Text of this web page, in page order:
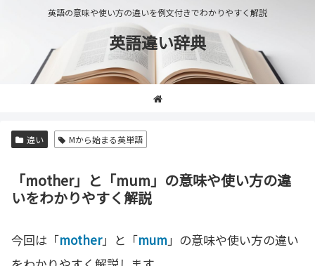
英語の意味や使い方の違いを例文付きでわかりやすく解説
英語違い辞典
違い Mから始まる英単語
「mother」と「mum」の意味や使い方の違
いをわかりやすく解説
今回は「mother」と「mum」の意味や使い方の違い